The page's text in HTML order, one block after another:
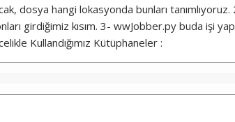
dosya hangi lokasyonda bunları
girdiğimiz kısım. 3- wwJobber.py buda işi
Kullandığımız Kütüphaneler :